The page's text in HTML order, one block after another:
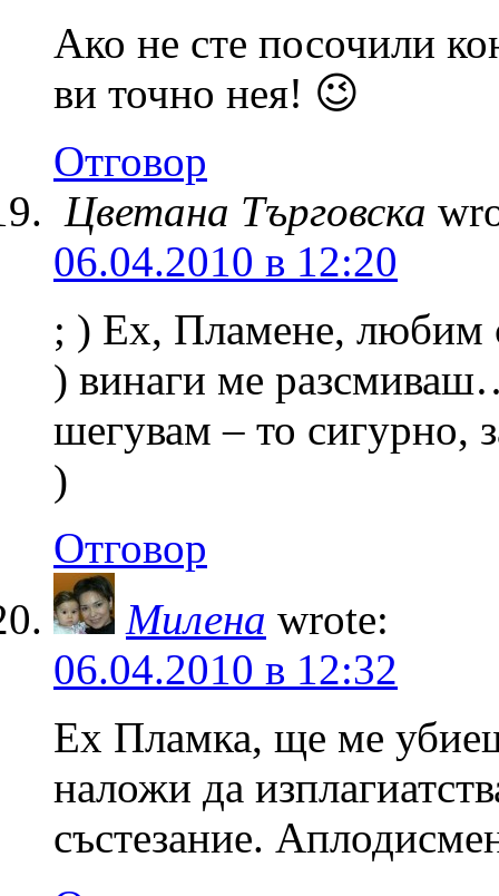
Ако не сте посочили
ви точно нея! 😉
Отговор
Цветана Търговска
06.04.2010 в 12:20
; ) Ех, Пламене, любим
) винаги ме
шегувам – то сигурно,
)
Отговор
Милена wrote:
06.04.2010 в 12:32
Ех Пламка, ще ме
наложи да
състезание.